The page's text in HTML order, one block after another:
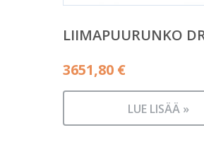
LIIMAPUURUNKO
3651,80 €
LUE LISÄÄ »